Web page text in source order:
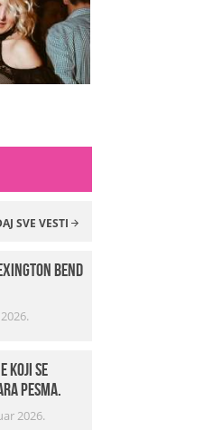
SVE VESTI
bend
koji se
pesma.
2026.